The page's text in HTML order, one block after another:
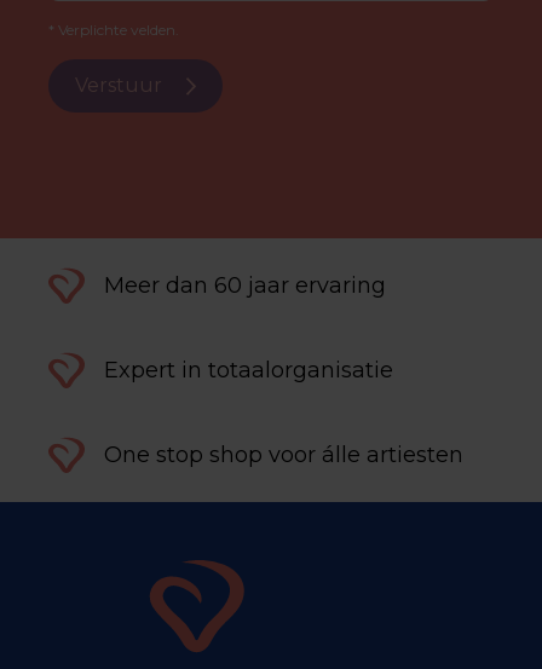
* Verplichte velden.
Verstuur
Meer dan 60 jaar ervaring
Expert in totaalorganisatie
One stop shop voor álle artiesten